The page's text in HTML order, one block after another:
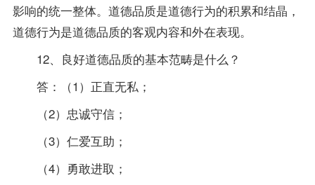
影响的统一整体。道德品质是道德行为的积累和结晶，
道德行为是道德品质的客观内容和外在表现。
12、良好道德品质的基本范畴是什么？
答：（1）正直无私；
（2）忠诚守信；
（3）仁爱互助；
（4）勇敢进取；